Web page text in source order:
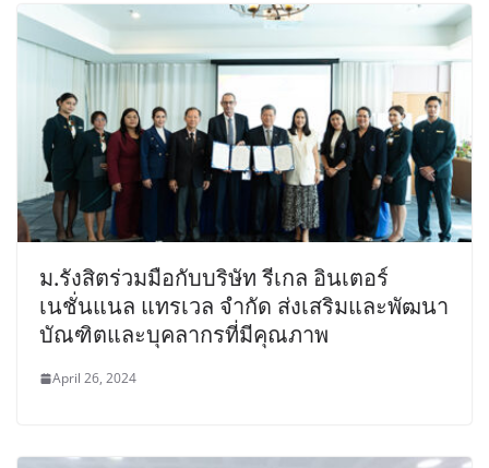
ม.รังสิตร่วมมือกับบริษัท รีเกล อินเตอร์
เนชั่นแนล แทรเวล จำกัด ส่งเสริมและพัฒนา
บัณฑิตและบุคลากรที่มีคุณภาพ
April 26, 2024